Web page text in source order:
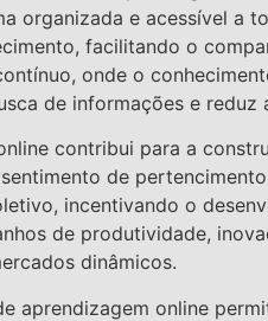
organizada e acessível a
facilitando o
onde o
de informações e reduz
contribui para a
de
incentivando o
de produtividade,
dinâmicos.
aprendizagem online